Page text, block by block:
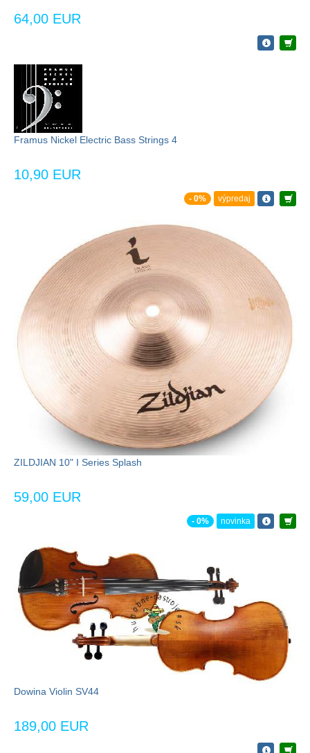
64,00 EUR
Framus Nickel Electric Bass Strings 4
10,90 EUR
- 0% výpredaj
ZILDJIAN 10" I Series Splash
59,00 EUR
- 0% novinka
Dowina Violin SV44
189,00 EUR